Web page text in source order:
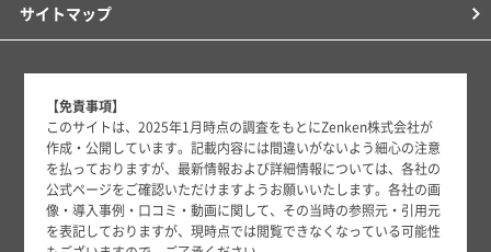
サイトマップ
【免責事項】
このサイトは、2025年1月時点の調査をもとにZenken株式会社が
作成・公開しています。記載内容には間違いがないよう細心の注意
を払っておりますが、最新情報および詳細情報については、各社の
公式ページをご確認いただけますようお願いいたします。各社の画
像・導入事例・口コミ・動画に関して、その当時の参照元・引用元
を表記しておりますが、現時点では閲覧できなくなっている可能性